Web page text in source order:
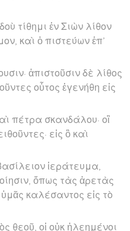
τίθημι ἐν Σιὼν λίθον
καὶ ὁ πιστεύων ἐπ’
ἀπιστοῦσιν δὲ λίθος
οὗτος ἐγενήθη εἰς
πέτρα σκανδάλου· οἳ
εἰς ὃ καὶ
ἱεράτευμα,
ὅπως τὰς ἀρετὰς
καλέσαντος εἰς τὸ
θεοῦ, οἱ οὐκ ἠλεημένοι